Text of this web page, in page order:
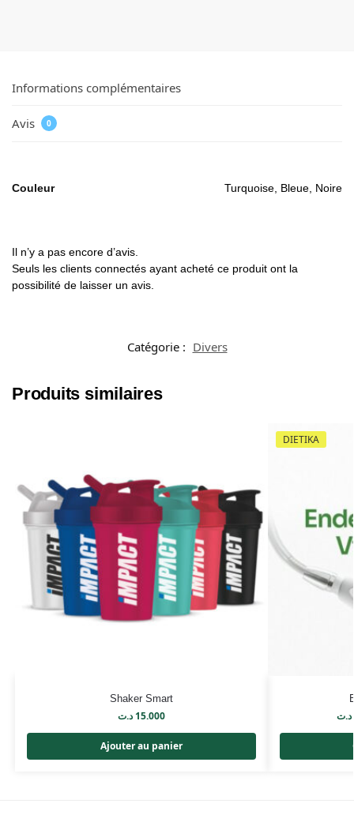
Informations complémentaires
Avis 0
Couleur Turquoise, Bleue, Noire
Il n’y a pas encore d’avis.
Seuls les clients connectés ayant acheté ce produit ont la
possibilité de laisser un avis.
Catégorie : Divers
Produits similaires
Shaker Smart
15.000 د.ت
Ajouter au panier
DIETIKA
د.ت